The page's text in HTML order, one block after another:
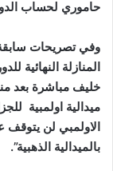
حاموري لحساب
وفي تصريحات سابقة
المنازلة النهائية
خليف مباشرة بعد
ميدالية اولمبية
الاولمبي لن يتوقف
بالميدالية الذهبية”.